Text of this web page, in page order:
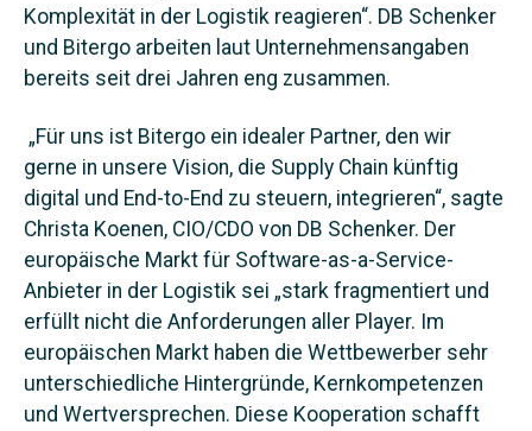
Komplexität in der Logistik reagieren“. DB Schenker
und Bitergo arbeiten laut Unternehmensangaben
bereits seit drei Jahren eng zusammen.
„Für uns ist Bitergo ein idealer Partner, den wir
gerne in unsere Vision, die Supply Chain künftig
digital und End-to-End zu steuern, integrieren“, sagte
Christa Koenen, CIO/CDO von DB Schenker. Der
europäische Markt für Software-as-a-Service-
Anbieter in der Logistik sei „stark fragmentiert und
erfüllt nicht die Anforderungen aller Player. Im
europäischen Markt haben die Wettbewerber sehr
unterschiedliche Hintergründe, Kernkompetenzen
und Wertversprechen. Diese Kooperation schafft